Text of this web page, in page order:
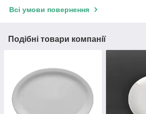
Всі умови повернення
Подібні товари компанії